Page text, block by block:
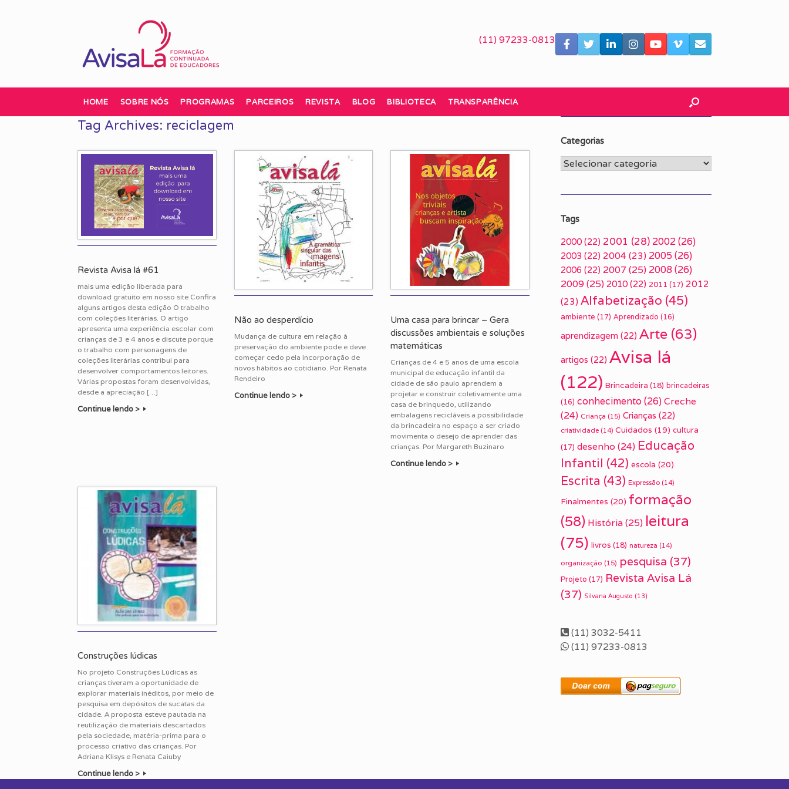
(11) 97233-0813
HOME SOBRE NÓS PROGRAMAS PARCEIROS REVISTA BLOG BIBLIOTECA TRANSPARÊNCIA
Tag Archives: reciclagem
Revista Avisa lá #61
mais uma edição liberada para
download gratuito em nosso site Confira
alguns artigos desta edição O trabalho
com coleções literárias. O artigo
apresenta uma experiência escolar com
crianças de 3 e 4 anos e discute porque
o trabalho com personagens de
coleções literárias contribui para
desenvolver comportamentos leitores.
Várias propostas foram desenvolvidas,
desde a apreciação […]
Continue lendo >
Não ao desperdício
Mudança de cultura em relação à
preservação do ambiente pode e deve
começar cedo pela incorporação de
novos hábitos ao cotidiano. Por Renata
Rendeiro
Continue lendo >
Uma casa para brincar – Gera
discussões ambientais e soluções
matemáticas
Crianças de 4 e 5 anos de uma escola
municipal de educação infantil da
cidade de são paulo aprendem a
projetar e construir coletivamente uma
casa de brinquedo, utilizando
embalagens recicláveis a possibilidade
da brincadeira no espaço a ser criado
movimenta o desejo de aprender das
crianças. Por Margareth Buzinaro
Continue lendo >
Construções lúdicas
No projeto Construções Lúdicas as
crianças tiveram a oportunidade de
explorar materiais inéditos, por meio de
pesquisa em depósitos de sucatas da
cidade. A proposta esteve pautada na
reutilização de materiais descartados
pela sociedade, matéria-prima para o
processo criativo das crianças. Por
Adriana Klisys e Renata Caiuby
Continue lendo >
Categorias
Categorias
Tags
2000 (22) 2001 (28) 2002(26)
2003 (22) 2004 (23) 2005 (26)
2006 (22) 2007 (25) 2008(26)
2009(25) 2010 (22) 2011 (17) 2012
(23) Alfabetização (45)
ambiente (17) Aprendizado (16)
aprendizagem (22) Arte (63)
artigos (22) Avisa lá
(122) Brincadeira (18) brincadeiras
(16) conhecimento(26) Creche
(24) Criança (15) Crianças (22)
criatividade (14) Cuidados (19) cultura
(17) desenho (24) Educação
Infantil (42) escola (20)
Escrita (43) Expressão (14)
Finalmentes (20) formação
(58) História(25) leitura
(75) livros (18) natureza (14)
organização (15) pesquisa (37)
Projeto (17) Revista Avisa Lá
(37) Silvana Augusto (13)
(11) 3032-5411
(11) 97233-0813